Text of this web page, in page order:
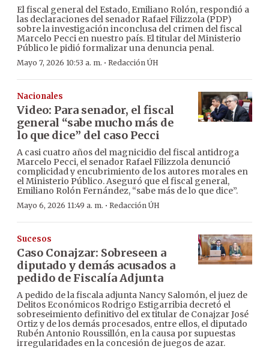
El fiscal general del Estado, Emiliano Rolón, respondió a
las declaraciones del senador Rafael Filizzola (PDP)
sobre la investigación inconclusa del crimen del fiscal
Marcelo Pecci en nuestro país. El titular del Ministerio
Público le pidió formalizar una denuncia penal.
Mayo 7, 2026 10:53 a. m. · Redacción ÚH
Nacionales
Video: Para senador, el fiscal
general “sabe mucho más de
lo que dice” del caso Pecci
A casi cuatro años del magnicidio del fiscal antidroga
Marcelo Pecci, el senador Rafael Filizzola denunció
complicidad y encubrimiento de los autores morales en
el Ministerio Público. Aseguró que el fiscal general,
Emiliano Rolón Fernández, “sabe más de lo que dice”.
Mayo 6, 2026 11:49 a. m. · Redacción ÚH
Sucesos
Caso Conajzar: Sobreseen a
diputado y demás acusados a
pedido de Fiscalía Adjunta
A pedido de la fiscala adjunta Nancy Salomón, el juez de
Delitos Económicos Rodrigo Estigarribia decretó el
sobreseimiento definitivo del ex titular de Conajzar José
Ortiz y de los demás procesados, entre ellos, el diputado
Rubén Antonio Roussillón, en la causa por supuestas
irregularidades en la concesión de juegos de azar.